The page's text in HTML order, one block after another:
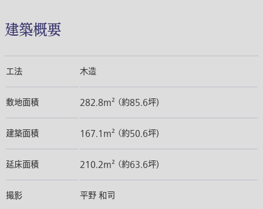
建築概要
工法 木造
敷地面積 282.8m² （約85.6坪)
建築面積 167.1m² （約50.6坪)
延床面積 210.2m² （約63.6坪)
撮影 平野 和司